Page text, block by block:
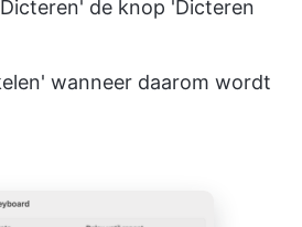
de knop 'Dicteren
wanneer daarom wordt